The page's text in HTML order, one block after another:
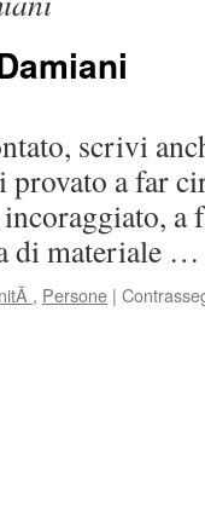
scrivi
provato a far
a
di materiale
, Persone |